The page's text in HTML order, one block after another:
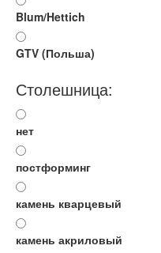
Blum/Hettich
GTV (Польша)
Столешница:
нет
постформинг
камень кварцевый
камень акриловый